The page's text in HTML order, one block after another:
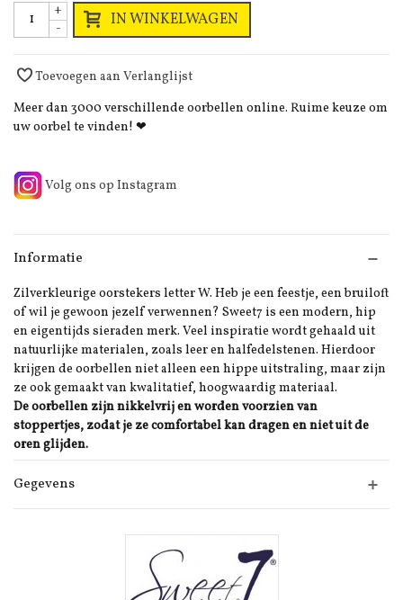
-
+ IN WINKELWAGEN
Toevoegen aan Verlanglijst
Meer dan 3000 verschillende oorbellen online. Ruime keuze om
uw oorbel te vinden! ❤
Volg ons op Instagram
Informatie
Zilverkleurige oorstekers letter W. Heb je een feestje, een bruiloft
of wil je gewoon jezelf verwennen? Sweet7 is een modern, hip
en eigentijds sieraden merk. Veel inspiratie wordt gehaald uit
natuurlijke materialen, zoals leer en halfedelstenen. Hierdoor
krijgen de oorbellen niet alleen een hippe uitstraling, maar zijn
ze ook gemaakt van kwalitatief, hoogwaardig materiaal.
De oorbellen zijn nikkelvrij en worden voorzien van
stoppertjes, zodat je ze comfortabel kan dragen en niet uit de
oren glijden.
Gegevens